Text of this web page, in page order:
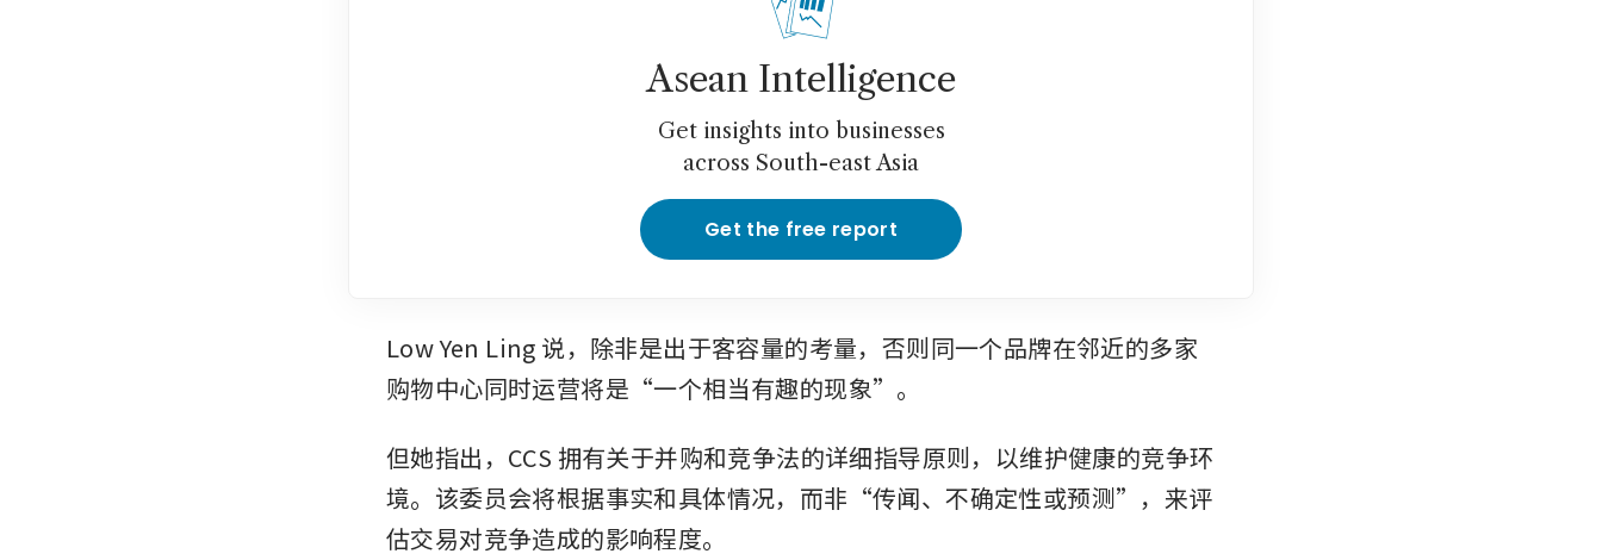
Asean Intelligence
Get insights into businesses
across South-east Asia
Get the free report
Low Yen Ling 说，除非是出于客容量的考量，否则同一个品牌在邻近的多家
购物中心同时运营将是“一个相当有趣的现象”。
但她指出，CCS 拥有关于并购和竞争法的详细指导原则，以维护健康的竞争环
境。该委员会将根据事实和具体情况，而非“传闻、不确定性或预测”，来评
估交易对竞争造成的影响程度。